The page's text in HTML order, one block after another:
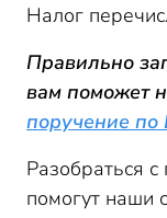
Налог
Правильно
вам поможет
поручение по
Разобраться
помогут наши